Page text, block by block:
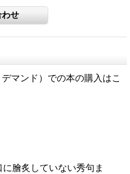
マンド）での本の購入はこ
膾炙していない秀句ま